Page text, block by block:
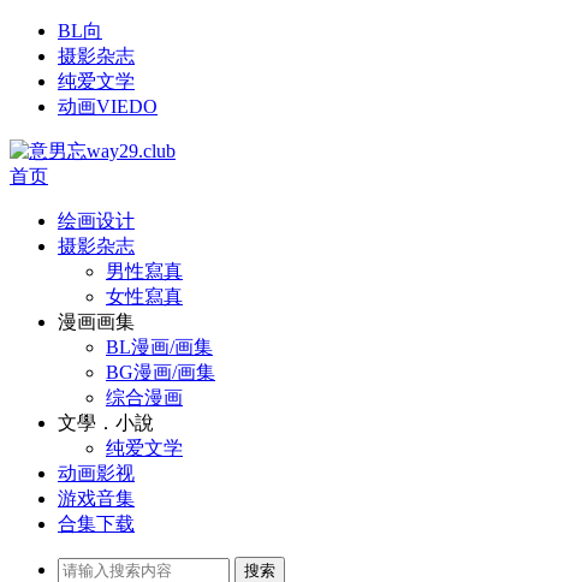
BL向
摄影杂志
纯爱文学
动画VIEDO
首页
绘画设计
摄影杂志
男性寫真
女性寫真
漫画画集
BL漫画/画集
BG漫画/画集
综合漫画
文學．小說
纯爱文学
动画影视
游戏音集
合集下载